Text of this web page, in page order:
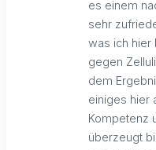
es einem
sehr
was ich hier
gegen
dem
einiges hier
Kompetenz
überzeugt